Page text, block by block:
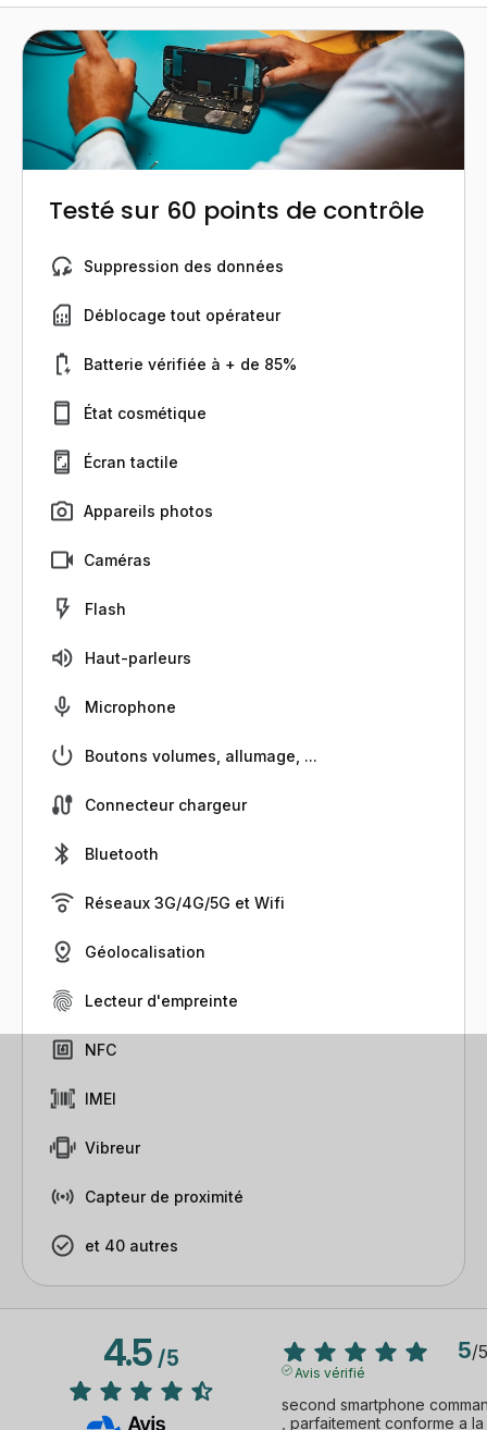
Testé sur 60 points de contrôle
Suppression des données
Déblocage tout opérateur
Batterie vérifiée à + de 85%
État cosmétique
Écran tactile
Appareils photos
Caméras
Flash
Haut-parleurs
Microphone
Boutons volumes, allumage, ...
Connecteur chargeur
Bluetooth
Réseaux 3G/4G/5G et Wifi
Géolocalisation
Lecteur d'empreinte
NFC
IMEI
Vibreur
Capteur de proximité
et 40 autres
4.5/5 5/5
Avis vérifié
second smartphone
, parfaitement conforme a